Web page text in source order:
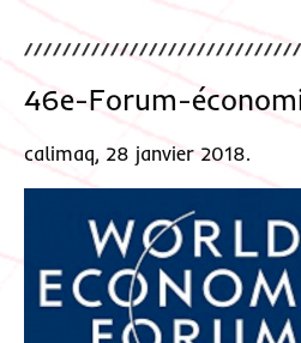
46e-Forum-
calimaq, 28 janvier 2018.